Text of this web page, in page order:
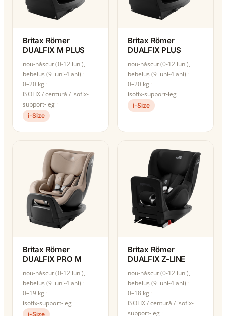
Britax Römer
DUALFIX M PLUS
nou-născut (0-12 luni),
bebeluș (9 luni-4 ani)
0–20 kg
ISOFIX / centură / isofix-
support-leg
i-Size
Britax Römer
DUALFIX PLUS
nou-născut (0-12 luni),
bebeluș (9 luni-4 ani)
0–20 kg
isofix-support-leg
i-Size
Britax Römer
DUALFIX PRO M
nou-născut (0-12 luni),
bebeluș (9 luni-4 ani)
0–19 kg
isofix-support-leg
i-Size
Britax Römer
DUALFIX Z-LINE
nou-născut (0-12 luni),
bebeluș (9 luni-4 ani)
0–18 kg
ISOFIX / centură / isofix-
support-leg